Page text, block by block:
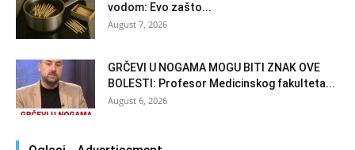
vodom: Evo zašto...
August 7, 2026
GRČEVI U NOGAMA MOGU BITI ZNAK OVE
BOLESTI: Profesor Medicinskog fakulteta...
August 6, 2026